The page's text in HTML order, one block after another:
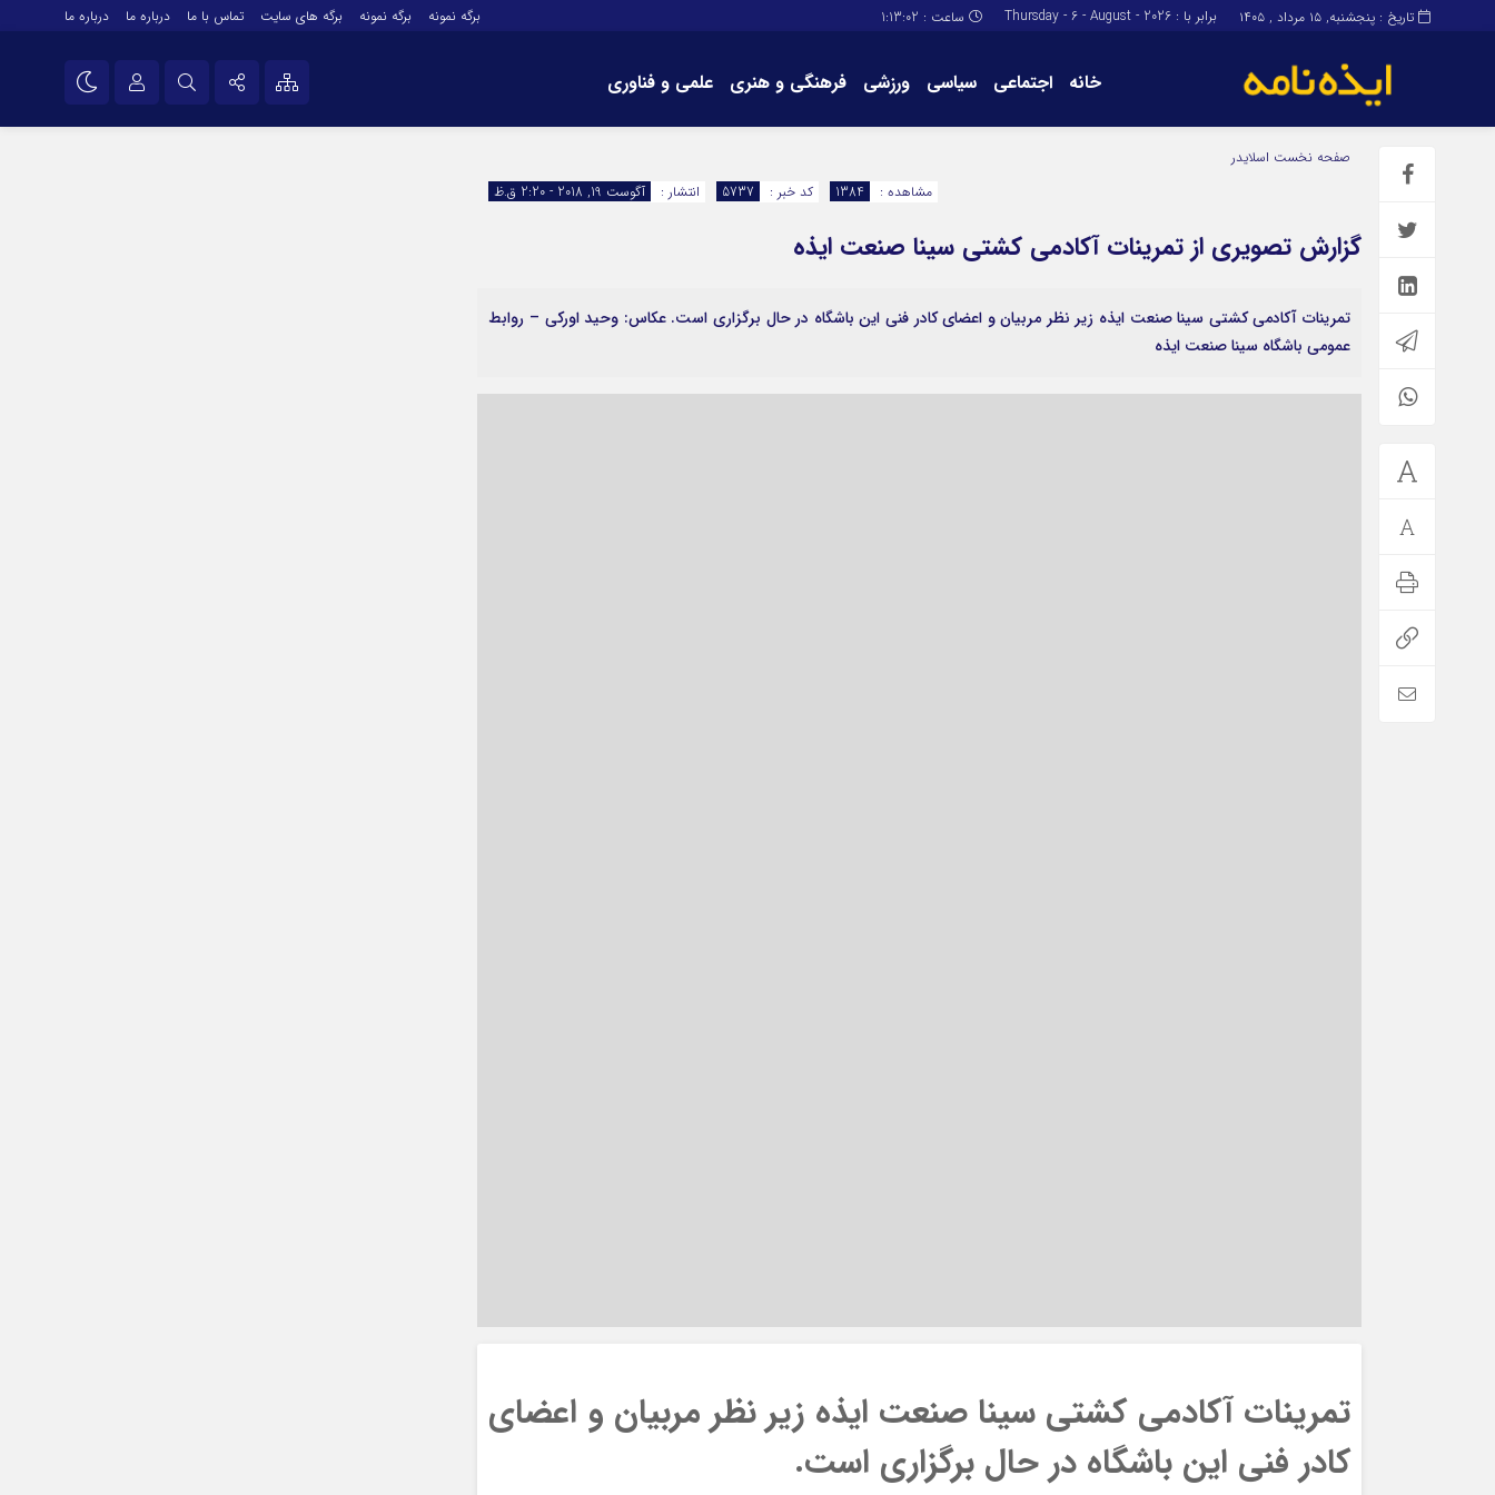
تاریخ : پنجشنبه, ۱۵ مرداد , ۱۴۰۵ برابر با : Thursday - 6 - August - 2026 ساعت : 1:13:03 برگه نمونه برگه نمونه برگه های سایت تماس با ما درباره ما درباره ما
خانه اجتماعی سیاسی ورزشی فرهنگی و هنری علمی و فناوری
برگه نمونهصفحه نخست اسلایدر
انتشار :
آگوست 19, 2018 - 2:20 ق.ظ کد خبر : 5737 مشاهده : 1384
گزارش تصویری از تمرینات آکادمی کشتی سینا صنعت ایذه
تمرینات آکادمی کشتی سینا صنعت ایذه زیر نظر مربیان و اعضای کادر فنی این باشگاه در حال برگزاری است. عکاس: وحید اورکی – روابط
عمومی باشگاه سینا صنعت ایذه
تمرینات آکادمی کشتی سینا صنعت ایذه زیر نظر مربیان و اعضای
کادر فنی این باشگاه در حال برگزاری است.